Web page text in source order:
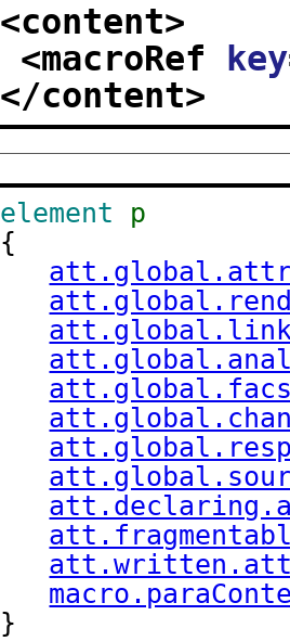
<content>
<macroRef key
</content>
element
p
{
}